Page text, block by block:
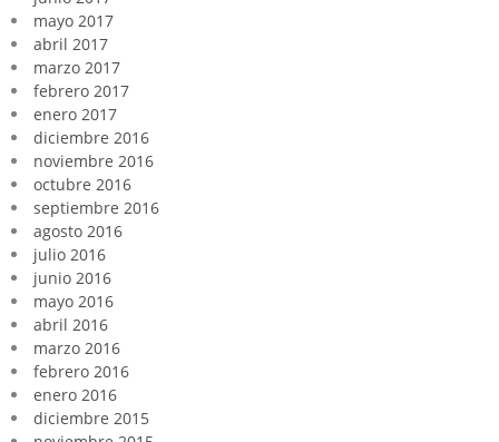
mayo 2017
abril 2017
marzo 2017
febrero 2017
enero 2017
diciembre 2016
noviembre 2016
octubre 2016
septiembre 2016
agosto 2016
julio 2016
junio 2016
mayo 2016
abril 2016
marzo 2016
febrero 2016
enero 2016
diciembre 2015